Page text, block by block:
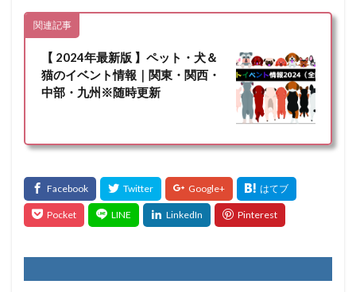
関連記事
【 2024年最新版 】ペット・犬＆
猫のイベント情報｜関東・関西・
中部・九州※随時更新